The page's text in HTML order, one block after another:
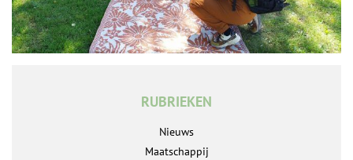
RUBRIEKEN
Nieuws
Maatschappij